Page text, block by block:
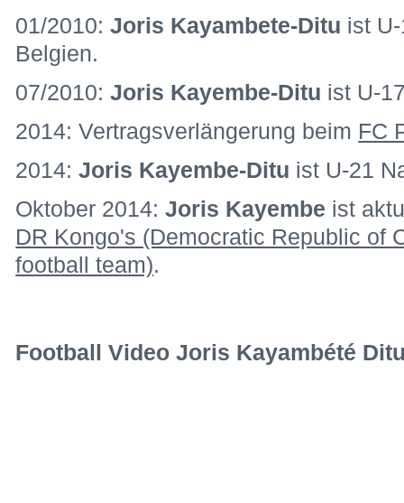
01/2010:Joris Kayambete-Ditu ist
Belgien.
07/2010:Joris Kayembe-Ditu ist U-
2014: Vertragsverlängerung beim FC
2014:Joris Kayembe-Ditu ist U-21
Oktober 2014:Joris Kayembe ist
DR Kongo's (Democratic Republic of
football team).
Football Video Joris Kayambété